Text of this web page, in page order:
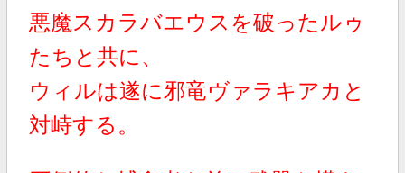
悪魔スカラバエウスを破った ルゥ
たちと共に、
ウィルは遂に邪竜ヴァラキアカと
対峙する。